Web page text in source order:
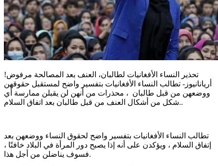
تحذير النساء الأفغانيات لطالبان، العنف بعد المصالحة مرفوض!
أريانانيوز- تطالب النساء الأفغانيات بتفسير واضح لمستقبل حقوقهن
ووضعهن من قبل طالبان ، محذرات من أنهن لن يقبلن ممارسة أي
شكل من أشكال العنف من قبل طالبان بعد اتفاق السلام..
تطالب النساء الأفغانيات بتفسير واضح لحقوق النساء ووضعهن بعد
إتفاق السلام ، ويؤكدن على أنه إذا يصبح دور المرأة في البلاد خافتًا ،
فسوف يناضلن من أجل هذا.